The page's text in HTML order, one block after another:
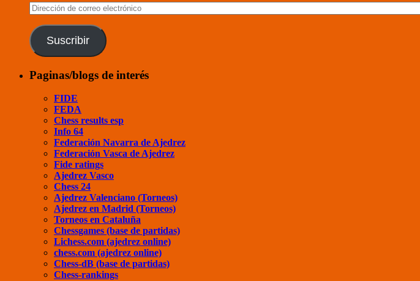
Dirección
de
correo
electrónico
Suscribir
Paginas/blogs de interés
FIDE
FEDA
Chess results esp
Info 64
Federación Navarra de Ajedrez
Federación Vasca de Ajedrez
Fide ratings
Ajedrez Vasco
Chess 24
Ajedrez Valenciano (Torneos)
Ajedrez en Madrid (Torneos)
Torneos en Cataluña
Chessgames (base de partidas)
Lichess.com (ajedrez online)
chess.com (ajedrez online)
Chess-dB (base de partidas)
Chess-rankings